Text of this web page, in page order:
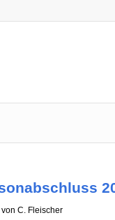
vonC. Fleischer